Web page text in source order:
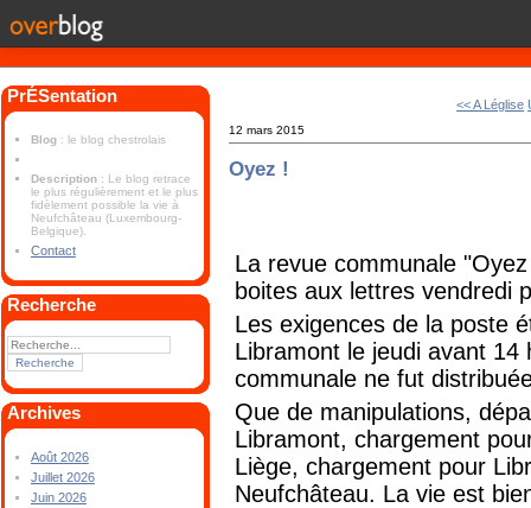
PrÉSentation
Blog : le blog chestrolais
Description : Le blog retrace
le plus régulièrement et le plus
fidèlement possible la vie à
Neufchâteau (Luxembourg-
Belgique).
Contact
Recherche
Archives
Août 2026
Juillet 2026
Juin 2026
<< A Léglise
12 mars 2015
Oyez !
La revue communale
boites aux lettres vendredi
Les exigences de la poste
Libramont le jeudi avant
communale ne fut
Que de manipulations,
Libramont, chargement
Liège, chargement pour
Neufchâteau. La vie est